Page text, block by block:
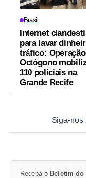
Brasil
Internet
para lavar
tráfico: Operação
Octógono
110 policiais na
Grande Recife
Siga-nos
Receba o Boletim do